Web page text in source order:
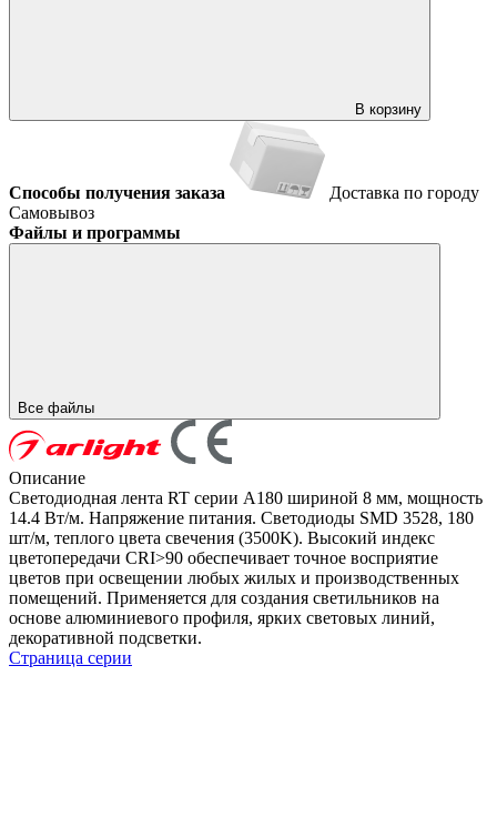
В корзину
Способы получения заказа
Доставка по городу
Самовывоз
Файлы и программы
Все файлы
Описание
Светодиодная лента RT серии A180 шириной 8 мм, мощность
14.4 Вт/м. Напряжение питания. Светодиоды SMD 3528, 180
шт/м, теплого цвета свечения (3500K). Высокий индекс
цветопередачи CRI>90 обеспечивает точное восприятие
цветов при освещении любых жилых и производственных
помещений. Применяется для создания светильников на
основе алюминиевого профиля, ярких световых линий,
декоративной подсветки.
Страница серии